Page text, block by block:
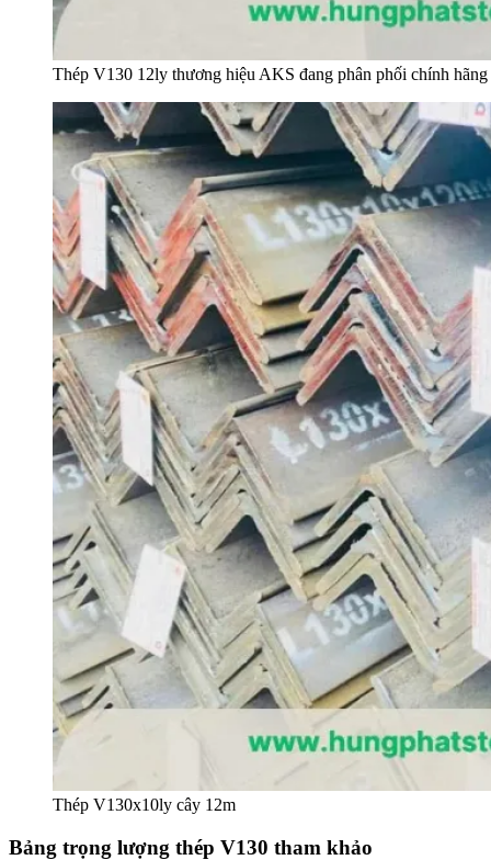
Thép V130 12ly thương hiệu AKS đang phân phối chính
Thép V130x10ly cây 12m
Bảng trọng lượng thép V130 tham khảo